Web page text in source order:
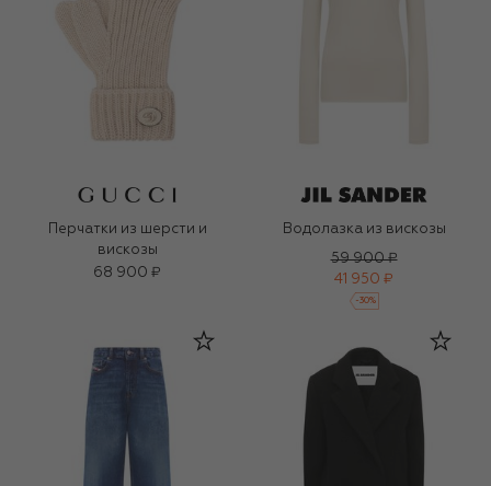
Перчатки из шерсти и
вискозы
68 900 ₽
Водолазка из вискозы
59 900 ₽
41 950 ₽
-30%